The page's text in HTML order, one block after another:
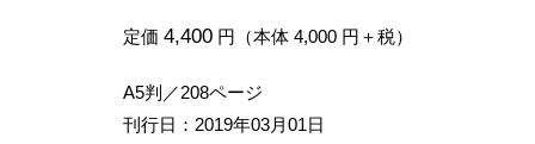
定価 4,400円（本体 4,000 円＋税）
A5判／208ページ
刊行日：2019年03月01日